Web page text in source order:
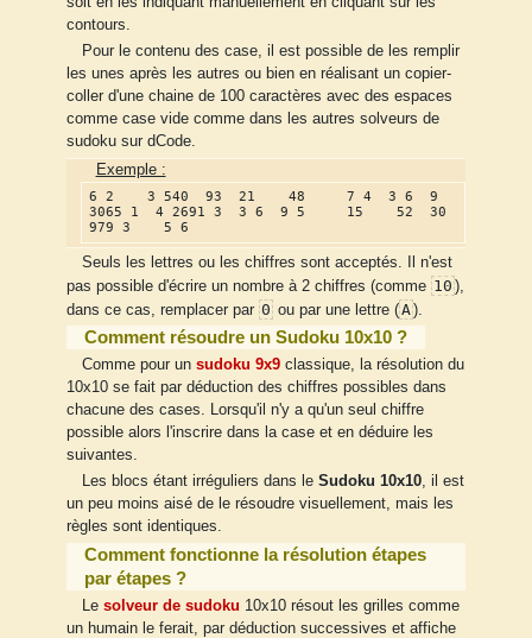
contours.
Pour le contenu des case, il est possible de les remplir
les unes après les autres ou bien en réalisant un copier-
coller d'une chaine de 100 caractères avec des espaces
comme case vide comme dans les autres solveurs de
sudoku sur dCode.
Exemple :
6 2    3 540  93  21    48     7 4  3 6  9
3065 1  4 2691 3  3 6  9 5     15    52  30
979 3    5 6
Seuls les lettres ou les chiffres sont acceptés. Il n'est
pas possible d'écrire un nombre à 2 chiffres (comme 10 ),
dans ce cas, remplacer par 0 ou par une lettre (A).
Comment résoudre un Sudoku 10x10 ?
Comme pour un sudoku 9x9classique, la résolution du
10x10 se fait par déduction des chiffres possibles dans
chacune des cases. Lorsqu'il n'y a qu'un seul chiffre
possible alors l'inscrire dans la case et en déduire les
suivantes.
Les blocs étant irréguliers dans le Sudoku 10x10, il est
un peu moins aisé de le résoudre visuellement, mais les
règles sont identiques.
Comment fonctionne la résolution étapes
par étapes ?
Le solveur de sudoku 10x10 résout les grilles comme
un humain le ferait, par déduction successives et affiche